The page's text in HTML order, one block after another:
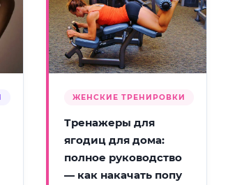
ЖЕНСКИЕ ТРЕНИРОВКИ
Тренажеры для
ягодиц для дома:
полное руководство
— как накачать попу